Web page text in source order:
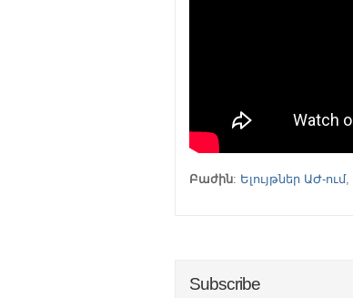
Բաժին: Ելույթներ ԱԺ-ում,
Subscribe